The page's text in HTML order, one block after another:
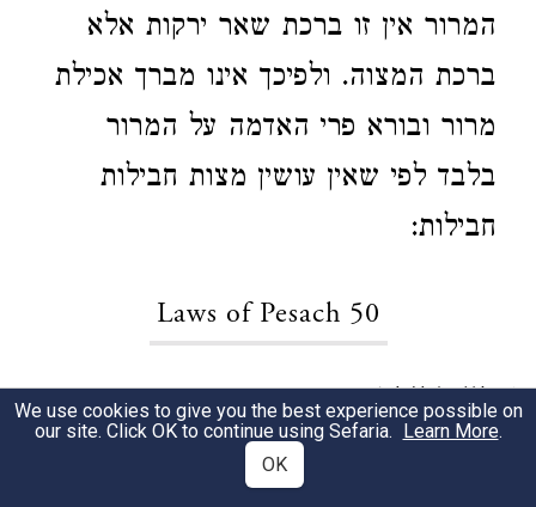
המרור אין זו ברכת שאר ירקות אלא
ברכת המצוה. ולפיכך אינו מברך אכילת
מרור ובורא פרי האדמה על המרור
בלבד לפי שאין עושין מצות חבילות
חבילות:
Laws of Pesach 50
1 דין חרוסת.
שאמרו הן מיני ירקות הרבה
We use cookies to give you the best experience possible on
our site. Click OK to continue using Sefaria. Learn More.
OK